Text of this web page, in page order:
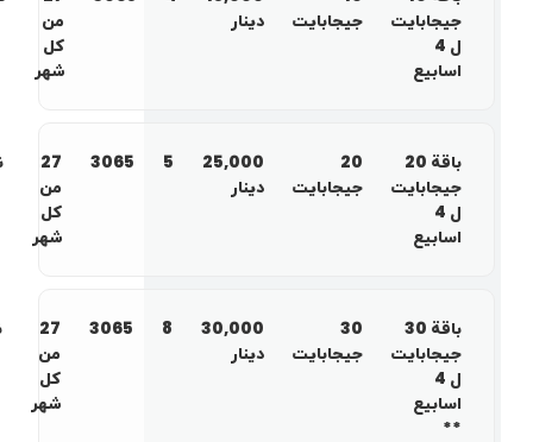
جيجابايت
ل 4
اسابيع
جيجابايت
دينار
من
كل
شهر
باقة 20
جيجابايت
ل 4
اسابيع
20
جيجابايت
25,000
دينار
5
3065
27
من
كل
شهر
باقة 30
جيجابايت
ل 4
اسابيع
**
30
جيجابايت
30,000
دينار
8
3065
27
من
كل
شهر